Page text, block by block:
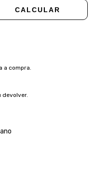
CALCULAR
a compra.
devolver.